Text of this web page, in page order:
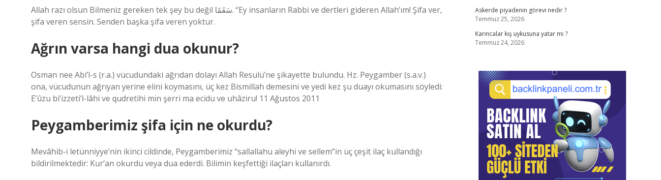
Allah razı olsun Bilmeniz gereken tek şey bu değil سَقَمًا. “Ey insanların Rabbi ve dertleri gideren Allah’ım! Şifa ver,
şifa veren sensin. Senden başka şifa veren yoktur.
Ağrın varsa hangi dua okunur?
Osman nee Abi’l-s (r.a.) vücudundaki ağrıdan dolayı Allah Resulü’ne şikayette bulundu. Hz. Peygamber (s.a.v.)
ona, vücudunun ağrıyan yerine elini koymasını, üç kez Bismillah demesini ve yedi kez şu duayı okumasını söyledi:
E’ûzu bi’izzeti’l-lâhi ve qudretihi min şerri ma ecidu ve uhâziru! 11 Ağustos 2011
Peygamberimiz şifa için ne okurdu?
Mevâhib-i letünniyye’nin ikinci cildinde, Peygamberimiz “sallallahu aleyhi ve sellem”in üç çeşit ilaç kullandığı
bildirilmektedir: Kur’an okurdu veya dua ederdi. Bilimin keşfettiği ilaçları kullanırdı.
Askerde piyadenin görevi nedir ?
Temmuz 25, 2026
Karıncalar kış uykusuna yatar mı ?
Temmuz 24, 2026